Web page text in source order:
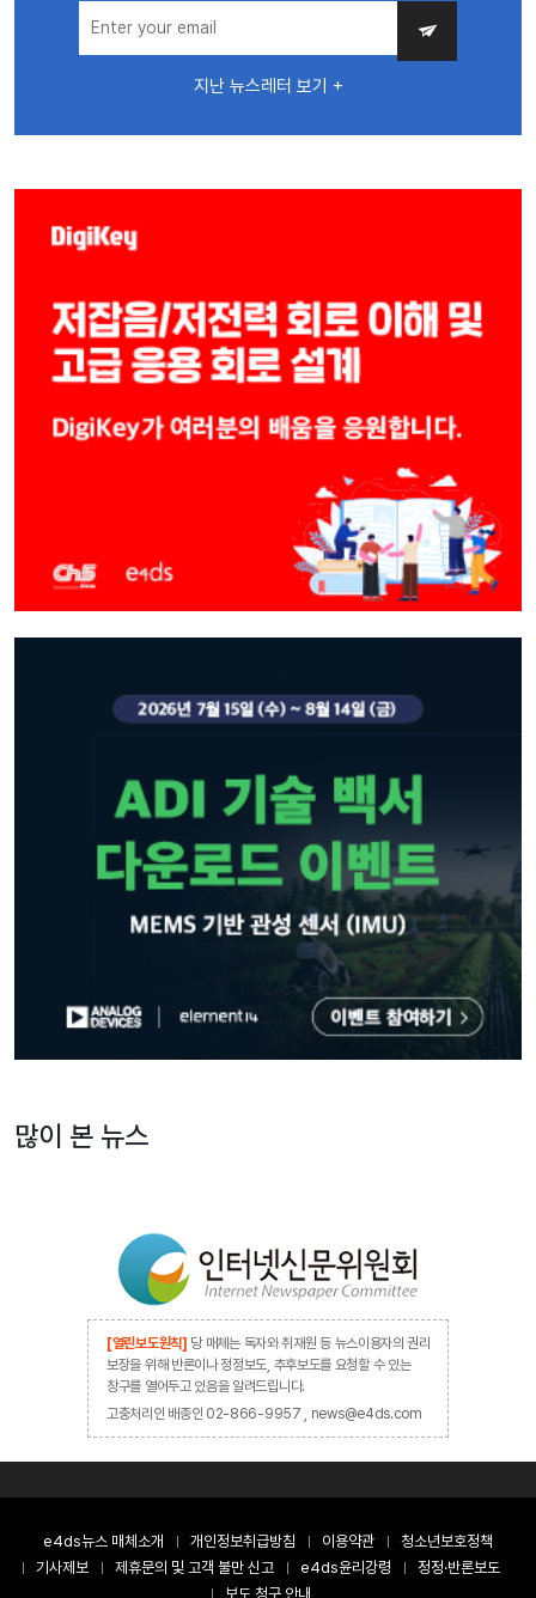
지난 뉴스레터 보기 +
많이 본 뉴스
[열린보도원칙] 당 매체는 독자와 취재원 등 뉴스이용자의 권리
보장을 위해 반론이나 정정보도, 추후보도를 요청할 수 있는
창구를 열어두고 있음을 알려드립니다.
고충처리인 배종인 02-866-9957 , news@e4ds.com
e4ds뉴스 매체소개 개인정보취급방침 이용약관
청소년보호정책
기사제보
제휴문의 및 고객 불만 신고 e4ds윤리강령
정정·반론보도
보도 청구 안내